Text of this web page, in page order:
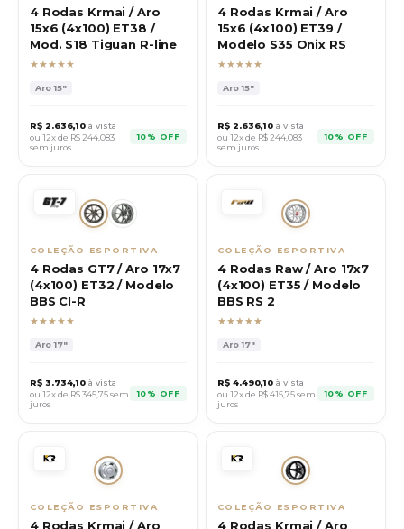
4 Rodas Krmai / Aro
15x6 (4x100) ET38 /
Mod. S18 Tiguan R-line
★★★★★
Aro15"
R$ 2.636,10 à vista
ou 12x de R$244,083
sem juros
10% OFF
4 Rodas Krmai / Aro
15x6 (4x100) ET39 /
Modelo S35 Onix RS
★★★★★
Aro15"
R$ 2.636,10 à vista
ou 12x de R$244,083
sem juros
10% OFF
COLEÇÃO ESPORTIVA
4 Rodas GT7 / Aro 17x7
(4x100) ET32 / Modelo
BBS CI-R
★★★★★
Aro17"
R$ 3.734,10 à vista
ou 12x de R$345,75sem
juros
10% OFF
COLEÇÃO ESPORTIVA
4 Rodas Raw / Aro 17x7
(4x100) ET35 / Modelo
BBS RS 2
★★★★★
Aro17"
R$ 4.490,10 à vista
ou 12x de R$415,75sem
juros
10% OFF
COLEÇÃO ESPORTIVA
4 Rodas Krmai / Aro
COLEÇÃO ESPORTIVA
4 Rodas Krmai / Aro